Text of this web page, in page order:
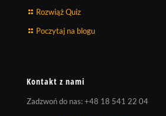
Rozwiąż Quiz
Poczytaj na blogu
Kontakt z nami
Zadzwoń do nas:+48 18 541 22 04